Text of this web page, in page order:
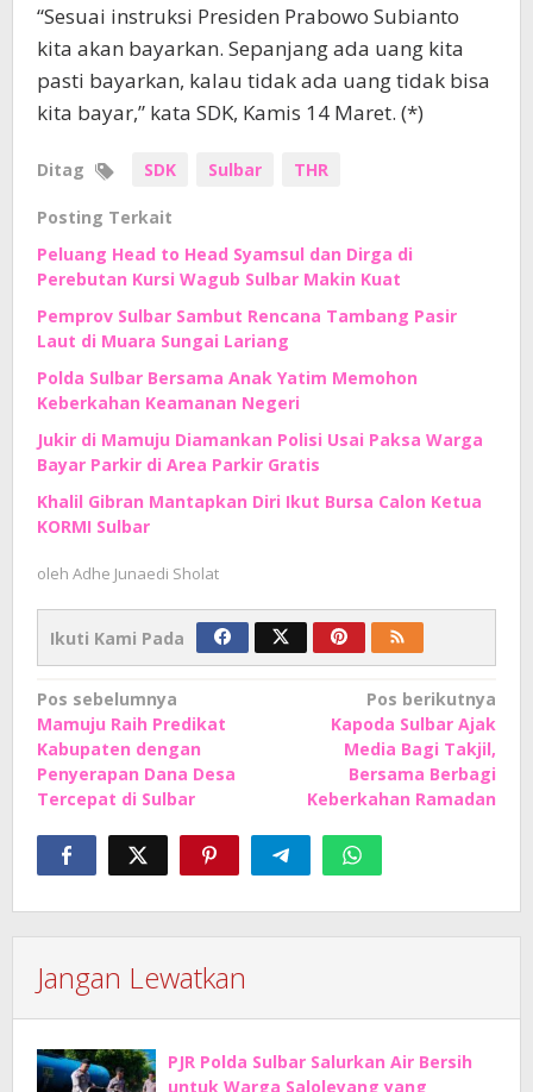
“Sesuai instruksi Presiden Prabowo Subianto
kita akan bayarkan. Sepanjang ada uang kita
pasti bayarkan, kalau tidak ada uang tidak bisa
kita bayar,” kata SDK, Kamis 14 Maret. (*)
Ditag SDK Sulbar THR
Posting Terkait
Peluang Head to Head Syamsul dan Dirga di
Perebutan Kursi Wagub Sulbar Makin Kuat
Pemprov Sulbar Sambut Rencana Tambang Pasir
Laut di Muara Sungai Lariang
Polda Sulbar Bersama Anak Yatim Memohon
Keberkahan Keamanan Negeri
Jukir di Mamuju Diamankan Polisi Usai Paksa Warga
Bayar Parkir di Area Parkir Gratis
Khalil Gibran Mantapkan Diri Ikut Bursa Calon Ketua
KORMI Sulbar
oleh Adhe Junaedi Sholat
Ikuti Kami Pada
Navigasi
pos
Pos sebelumnya
Mamuju Raih Predikat
Kabupaten dengan
Penyerapan Dana Desa
Tercepat di Sulbar
Pos berikutnya
Kapoda Sulbar Ajak
Media Bagi Takjil,
Bersama Berbagi
Keberkahan Ramadan
Jangan Lewatkan
PJR Polda Sulbar Salurkan Air Bersih
untuk Warga Saloleyang yang